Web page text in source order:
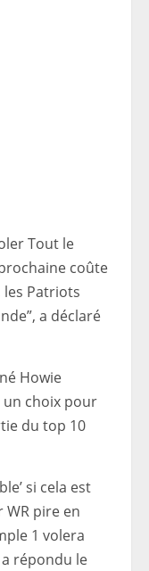
Tout le
coûte
Patriots
a déclaré
Howie
un choix pour
du top 10
si cela est
pire en
1 volera
répondu le